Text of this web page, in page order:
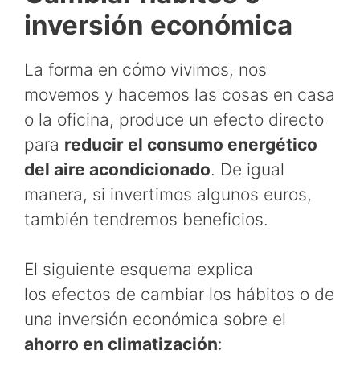
inversión económica
La forma en cómo vivimos, nos
movemos y hacemos las cosas en casa
o la oficina, produce un efecto directo
para reducir el consumo energético
del aire acondicionado. De igual
manera, si invertimos algunos euros,
también tendremos beneficios.
El siguiente esquema explica
los efectos de cambiar los hábitos o de
una inversión económica sobre el
ahorro en climatización: